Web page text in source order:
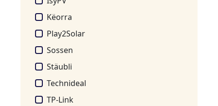
Këorra
Play2Solar
Sossen
Stäubli
Technideal
TP-Link